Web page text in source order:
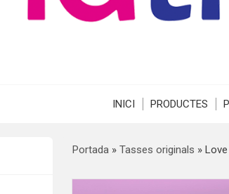
INICI PRODUCTES
Portada» Tasses originals »